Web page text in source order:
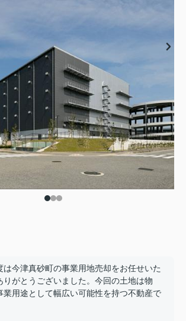
は今津真砂町の事業用地売却をお任せいた
りがとうございました。今回の土地は物
業用途として幅広い可能性を持つ不動産で